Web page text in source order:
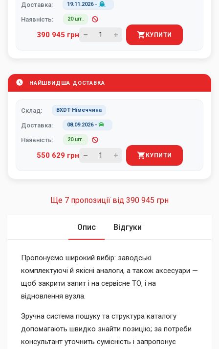
Доставка: 19.11.2026-
Наявність: 20 шт.
390 945 грн КУПИТИ
НАЙШВИДША ДОСТАВКА
Склад: BXDT Німеччина
Доставка: 08.09.2026-
Наявність: 20 шт.
550 629 грн КУПИТИ
Ще 7 пропозиції від 390 945 грн
Опис Відгуки
Пропонуємо широкий вибір: заводські
комплектуючі й якісні аналоги, а також аксесуари —
щоб закрити запит і на сервісне ТО, і на
відновлення вузла.
Зручна система пошуку та структура каталогу
допомагають швидко знайти позицію; за потреби
консультант уточнить сумісність і запропонує